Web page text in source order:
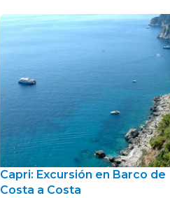
Capri: Excursión en Barco de
Costa a Costa